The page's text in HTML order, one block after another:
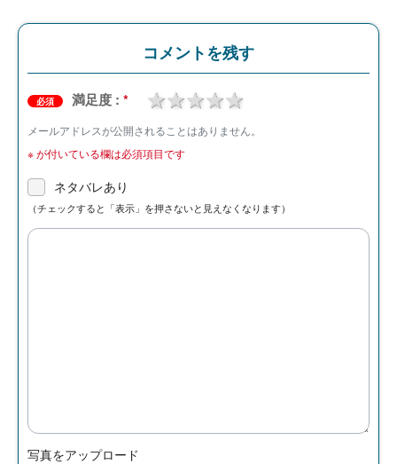
コメントを残す
必須 満足度 : * 4 stars
3 stars
2 stars
1 star
メールアドレスが公開されることはありません。
※が付いている欄は必須項目です
ネタバレあり
（チェックすると「表示」を押さないと見えなくなります）
写真をアップロード